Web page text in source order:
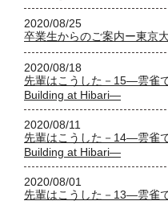
2020/08/25
卒業生からのご案内ー東京
2020/08/18
先輩はこうした－15―雲雀
Building at Hibari―
2020/08/11
先輩はこうした－14―雲雀
Building at Hibari―
2020/08/01
先輩はこうした－13―雲雀